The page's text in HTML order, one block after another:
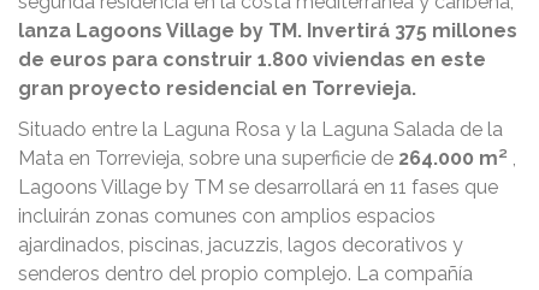
lanza Lagoons Village by TM. Invertirá 375 millones
de euros para construir 1.800 viviendas en este
gran proyecto residencial en Torrevieja.
Situado entre la Laguna Rosa y la Laguna Salada de la
Mata en Torrevieja, sobre una superficie de 264.000 m² ,
Lagoons Village by TM se desarrollará en 11 fases que
incluirán zonas comunes con amplios espacios
ajardinados, piscinas, jacuzzis, lagos decorativos y
senderos dentro del propio complejo. La compañía